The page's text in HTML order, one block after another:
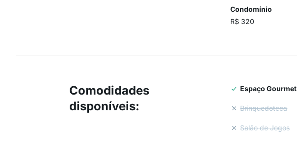
Condomínio
R$ 320
Comodidades
disponíveis:
Espaço Gourmet
Brinquedoteca
Salão de Jogos